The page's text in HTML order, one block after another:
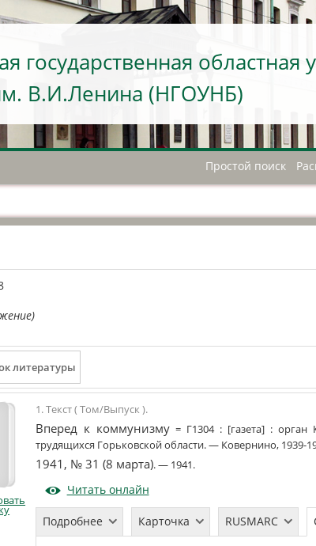
государственная областная
В.И.Ленина (НГОУНБ)
Простой поиск
1. Текст ( Том/Выпуск ).
Вперед к коммунизму = Г1304 : [газета] : орган
трудящихся Горьковской области. —Ковернино,1939-
1941, № 31 (8 марта). —1941.
Читать онлайн
Подробнее Карточка RUSMARC